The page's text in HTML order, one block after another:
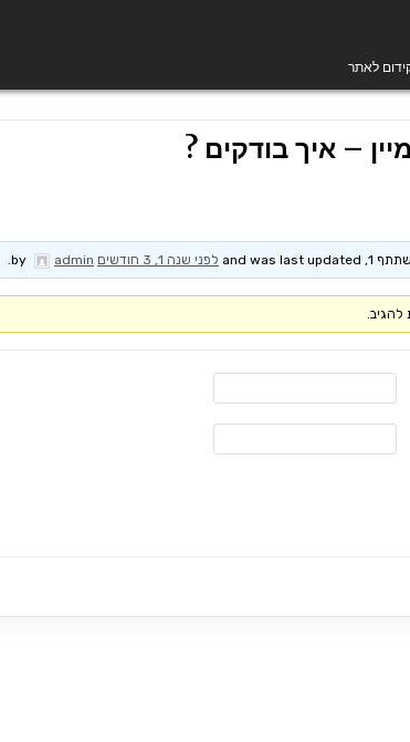
לאתר
– איך בודקים ?
לפני שנה 1, 3 חודשים admin
.